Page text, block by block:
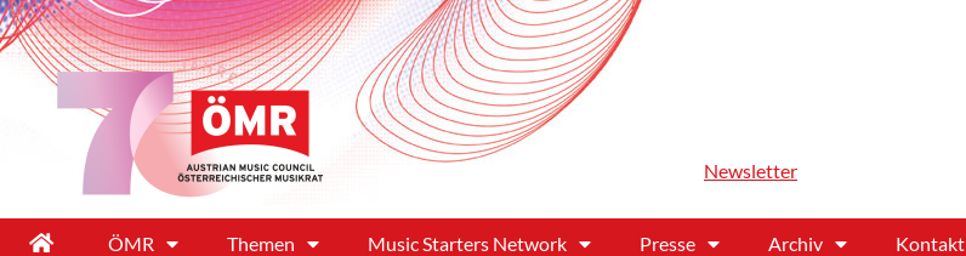
Newsletter
ÖMR Themen Music Starters Network Presse Archiv Kontakt